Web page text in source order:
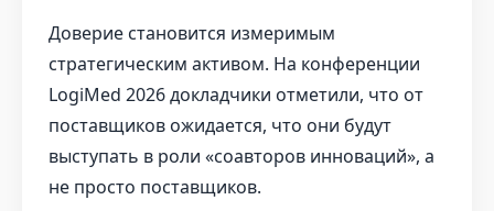
Доверие становится измеримым
стратегическим активом. На конференции
LogiMed 2026 докладчики отметили, что от
поставщиков ожидается, что они будут
выступать в роли «соавторов инноваций», а
не просто поставщиков.